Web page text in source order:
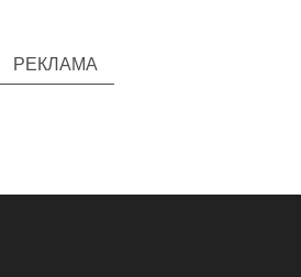
РЕКЛАМА